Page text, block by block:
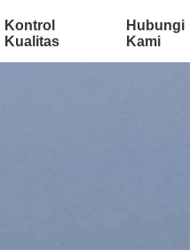
Kontrol
Kualitas
Hubungi
Kami